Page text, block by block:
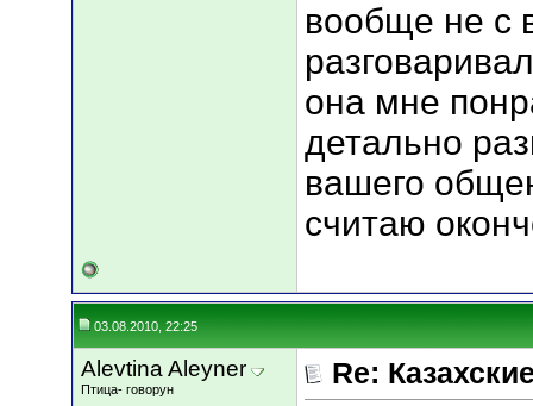
вообще не с
она мне
детально
вашего
считаю
03.08.2010, 22:25
Alevtina Aleyner
Птица- говорун Re: